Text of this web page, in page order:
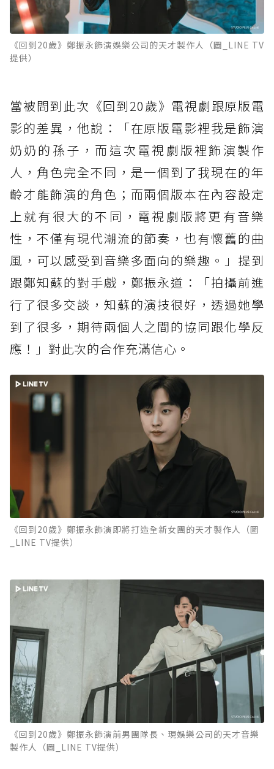
《回到20歲》鄭振永飾演娛樂公司的天才製作人（圖_LINE TV
提供）
當被問到此次《回到20歲》電視劇跟原版電
影的差異，他說：「在原版電影裡我是飾演
奶奶的孫子，而這次電視劇版裡飾演製作
人，角色完全不同，是一個到了我現在的年
齡才能飾演的角色；而兩個版本在內容設定
上就有很大的不同，電視劇版將更有音樂
性，不僅有現代潮流的節奏，也有懷舊的曲
風，可以感受到音樂多面向的樂趣。」提到
跟鄭知蘇的對手戲，鄭振永道：「拍攝前進
行了很多交談，知蘇的演技很好，透過她學
到了很多，期待兩個人之間的協同跟化學反
應！」對此次的合作充滿信心。
《回到20歲》鄭振永飾演即將打造全新女團的天才製作人（圖
_LINE TV提供）
《回到20歲》鄭振永飾演前男團隊長、現娛樂公司的天才音樂
製作人（圖_LINE TV提供）